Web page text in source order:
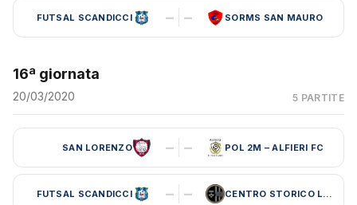
FUTSAL SCANDICCI – – SORMS SAN MAURO
16ª giornata
20/03/2020 5 PARTITE
SAN LORENZO – – POL 2M – ALFIERI FC
FUTSAL SCANDICCI – – CENTRO STORICO LEBOWSKI